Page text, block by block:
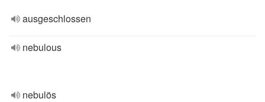
ausgeschlossen
nebulous
nebulös